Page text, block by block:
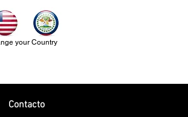
your Country
Contacto